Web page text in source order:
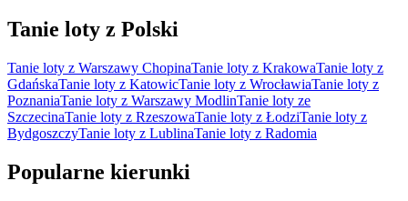
Tanie loty z Polski
Tanie loty z Warszawy ChopinaTanie loty z KrakowaTanie loty z
GdańskaTanie loty z KatowicTanie loty z WrocławiaTanie loty z
PoznaniaTanie loty z Warszawy ModlinTanie loty ze
SzczecinaTanie loty z RzeszowaTanie loty z ŁodziTanie loty z
BydgoszczyTanie loty z LublinaTanie loty z Radomia
Popularne kierunki